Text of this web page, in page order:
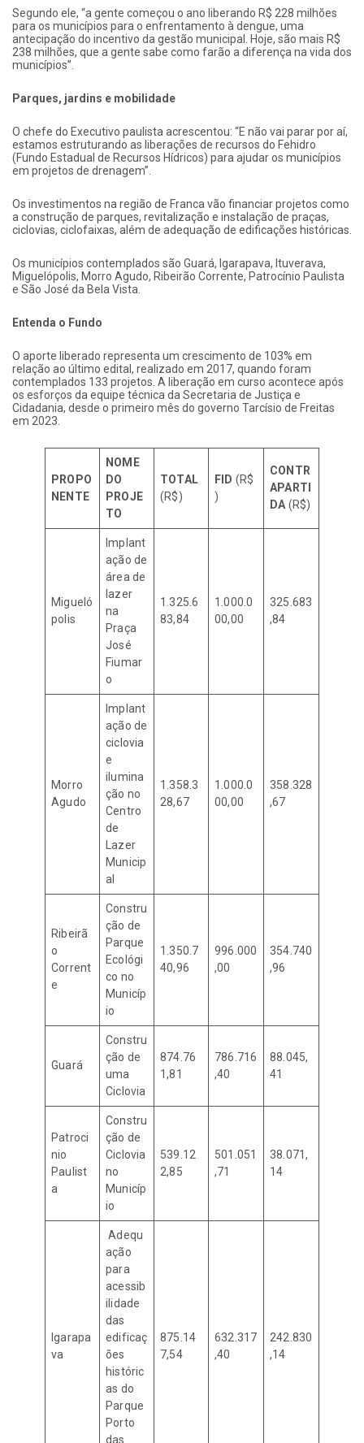
Segundo ele, “a gente começou o ano liberando R$ 228 milhões
para os municípios para o enfrentamento à dengue, uma
antecipação do incentivo da gestão municipal. Hoje, são mais R$
238 milhões, que a gente sabe como farão a diferença na vida dos
municípios”.
Parques, jardins e mobilidade
O chefe do Executivo paulista acrescentou: “E não vai parar por aí,
estamos estruturando as liberações de recursos do Fehidro
(Fundo Estadual de Recursos Hídricos) para ajudar os municípios
em projetos de drenagem”.
Os investimentos na região de Franca vão financiar projetos como
a construção de parques, revitalização e instalação de praças,
ciclovias, ciclofaixas, além de adequação de edificações históricas.
Os municípios contemplados são Guará, Igarapava, Ituverava,
Miguelópolis, Morro Agudo, Ribeirão Corrente, Patrocínio Paulista
e São José da Bela Vista.
Entenda o Fundo
O aporte liberado representa um crescimento de 103% em
relação ao último edital, realizado em 2017, quando foram
contemplados 133 projetos. A liberação em curso acontece após
os esforços da equipe técnica da Secretaria de Justiça e
Cidadania, desde o primeiro mês do governo Tarcísio de Freitas
em 2023.
PROPO
NENTE
NOME
DO
PROJE
TO
TOTAL
(R$)
FID (R$
)
CONTR
APARTI
DA(R$)
Migueló
polis
Implant
ação de
área de
lazer
na
Praça
José
Fiumar
o
1.325.6
83,84
1.000.0
00,00
325.683
,84
Morro
Agudo
Implant
ação de
ciclovia
e
ilumina
ção no
Centro
de
Lazer
Municip
al
1.358.3
28,67
1.000.0
00,00
358.328
,67
Ribeirã
o
Corrent
e
Constru
ção de
Parque
Ecológi
co no
Municíp
io
1.350.7
40,96
996.000
,00
354.740
,96
Guará
Constru
ção de
uma
Ciclovia
874.76
1,81
786.716
,40
88.045,
41
Patroci
nio
Paulist
a
Constru
ção de
Ciclovia
no
Municíp
io
539.12
2,85
501.051
,71
38.071,
14
Igarapa
va
Adequ
ação
para
acessib
ilidade
das
edificaç
ões
históric
as do
Parque
Porto
das
875.14
7,54
632.317
,40
242.830
,14